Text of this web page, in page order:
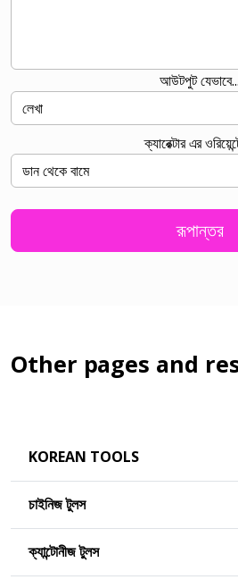
আউটপুট যেভাবে...
ক্যারেক্টার এর
রূপান্তর
Other pages and
KOREAN TOOLS
চাইনিজ টুলস
ক্যান্টোনীজ টুলস